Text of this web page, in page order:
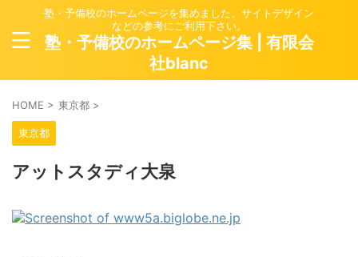
塾・予備校のホームページを集めました。サイトデザイン
などの参考にご利用下さい。
塾・予備校のホームページ集 | 有限会
社blanc
HOME > 東京都 >
東京都
アットスタディ大泉